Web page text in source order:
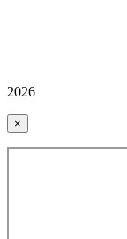
2026
×